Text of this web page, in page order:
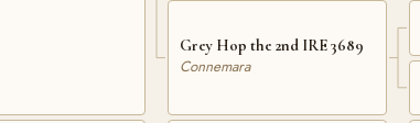
Grey Hop the 2nd IRE 3689
Connemara